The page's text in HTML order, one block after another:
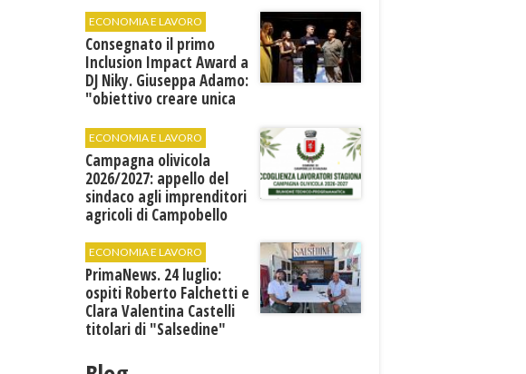
ECONOMIA E LAVORO
Consegnato il primo
Inclusion Impact Award a
DJ Niky. Giuseppa Adamo:
"obiettivo creare unica
ECONOMIA E LAVORO
Campagna olivicola
2026/2027: appello del
sindaco agli imprenditori
agricoli di Campobello
ECONOMIA E LAVORO
PrimaNews. 24 luglio:
ospiti Roberto Falchetti e
Clara Valentina Castelli
titolari di "Salsedine"